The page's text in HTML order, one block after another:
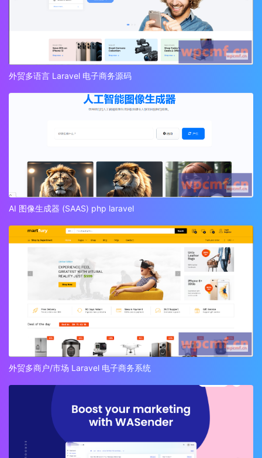
外贸多语言 Laravel 电子商务源码
AI 图像生成器 (SAAS) php laravel
外贸多商户/市场 Laravel 电子商务系统